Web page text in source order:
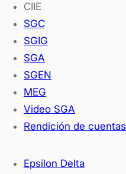
CIIE
SGC
SGIG
SGA
SGEN
MEG
Video SGA
Rendición de cuentas
Epsilon Delta